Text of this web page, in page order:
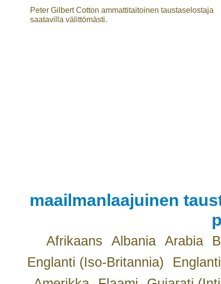
Peter Gilbert Cotton ammattitaitoinen taustaselostaja
saatavilla välittömästi.
maailmanlaajuinen
Afrikaans Albania Arabia
Englanti (Iso-Britannia)